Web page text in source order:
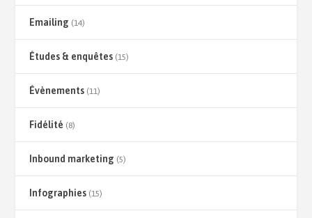
Emailing (14)
Études & enquêtes (15)
Évènements (11)
Fidélité (8)
Inbound marketing (5)
Infographies (15)